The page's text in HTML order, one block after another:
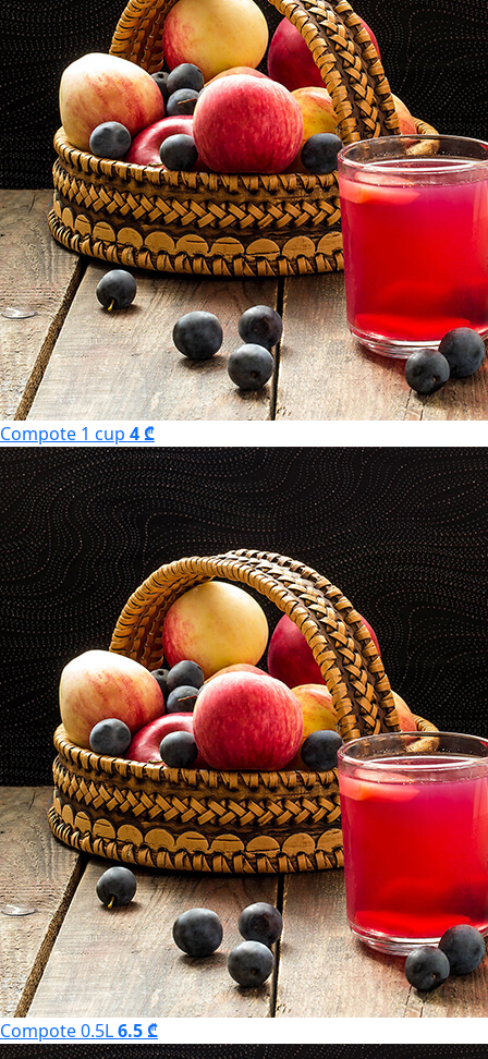
Compote 1 cup 4 ₾
Compote 0.5L6.5 ₾